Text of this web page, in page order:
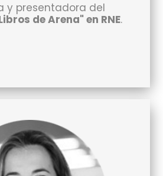
y presentadora del
de Arena" en RNE.